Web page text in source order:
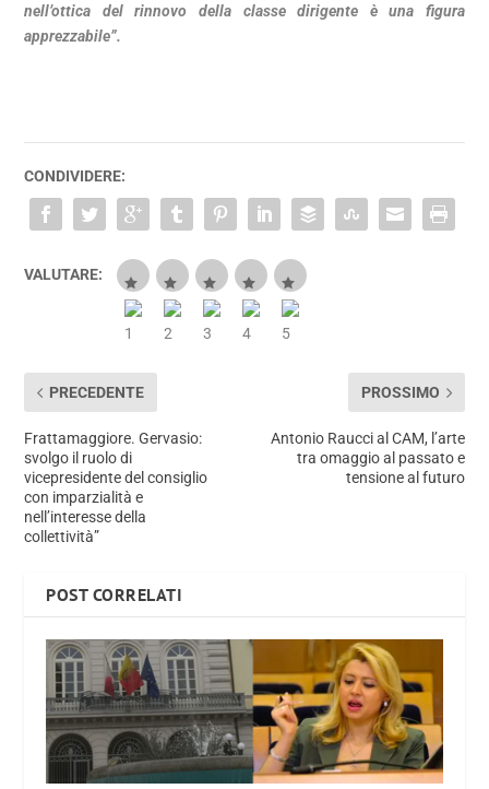
nell’ottica del rinnovo della classe dirigente è una figura
apprezzabile”.
CONDIVIDERE:
VALUTARE:
PRECEDENTE
Frattamaggiore. Gervasio:
svolgo il ruolo di
vicepresidente del consiglio
con imparzialità e
nell’interesse della
collettività”
PROSSIMO
Antonio Raucci al CAM, l’arte
tra omaggio al passato e
tensione al futuro
POST CORRELATI